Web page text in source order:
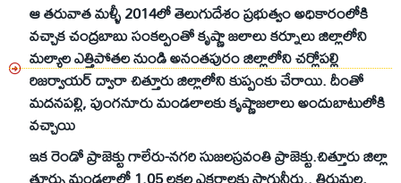
ఆ తరువాత మళ్ళీ 2014లో తెలుగుదేశం ప్రభుత్వం అధికారంలోకి
వచ్చాక చంద్రబాబు సంకల్పంతో కృష్ణా జలాలు కర్నూలు జిల్లాలోని
మల్యాల ఎత్తిపోతల నుండి అనంతపురం జిల్లాలోని చర్లోపల్లి
రిజర్వాయర్ ద్వారా చిత్తూరు జిల్లాలోని కుప్పంకు చేరాయి. దీంతో
మదనపల్లి, పుంగనూరు మండలాలకు కృష్ణాజలాలు అందుబాటులోకి
వచ్చాయి
ఇక రెండో ప్రాజెక్టు గాలేరు-నగరి సుజలస్రవంతి ప్రాజెక్టు.చిత్తూరు జిల్లా